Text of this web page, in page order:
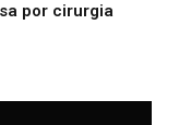
por cirurgia